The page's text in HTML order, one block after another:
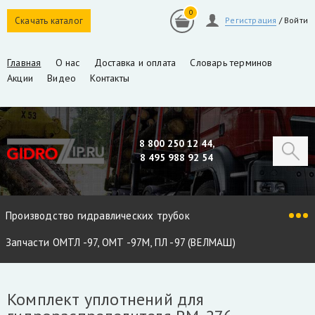
Скачать каталог Регистрация / Войти
0
Главная О нас Доставка и оплата
Словарь терминов
Акции
Видео Контакты
8 800 250 12 44,
8 495 988 92 54
Производство гидравлических трубок
Запчасти ОМТЛ -97, ОМТ -97М, ПЛ -97 (ВЕЛМАШ)
Запчасти Майман 90, 100, 110 / Атлант 90, 100
Комплект уплотнений для